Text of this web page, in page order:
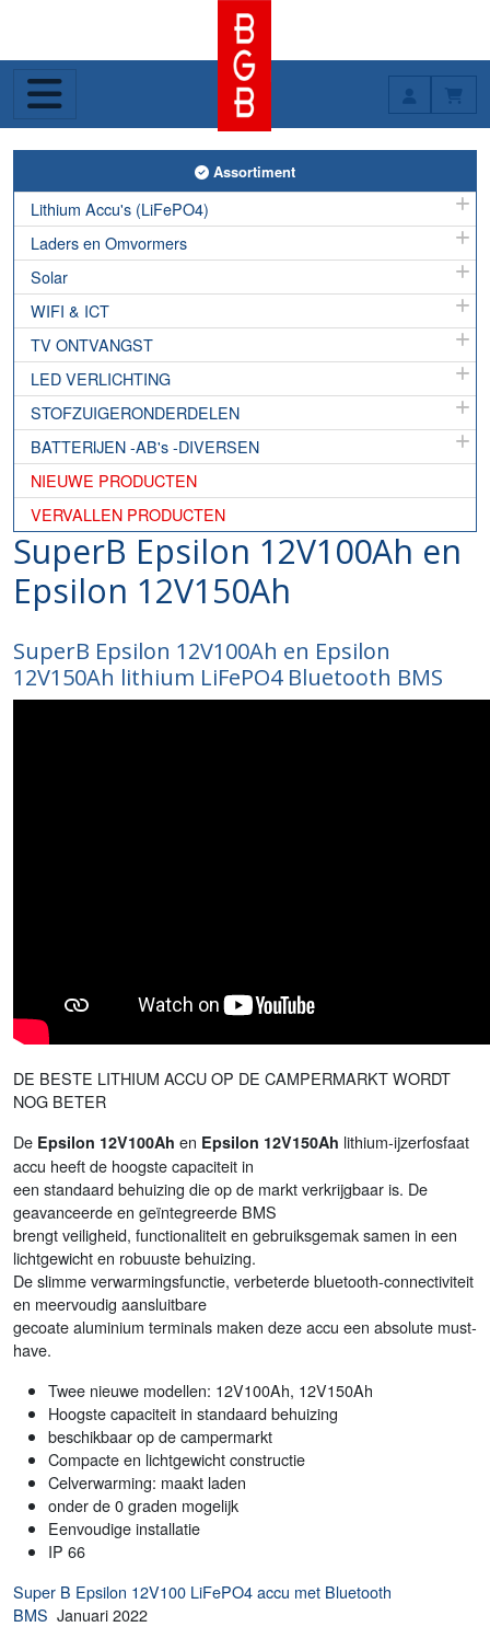
Toggle Assortiment
Assortiment
Lithium Accu's (LiFePO4)
Laders en Omvormers
Solar
WIFI & ICT
TV ONTVANGST
LED VERLICHTING
STOFZUIGERONDERDELEN
BATTERIJEN -AB's -DIVERSEN
NIEUWE PRODUCTEN
VERVALLEN PRODUCTEN
SuperB Epsilon 12V100Ah en
Epsilon 12V150Ah
SuperB Epsilon 12V100Ah en Epsilon
12V150Ah lithium LiFePO4 Bluetooth BMS
DE BESTE LITHIUM ACCU OP DE CAMPERMARKT WORDT
NOG BETER
De Epsilon 12V100Ah en Epsilon 12V150Ah lithium-ijzerfosfaat
accu heeft de hoogste capaciteit in
een standaard behuizing die op de markt verkrijgbaar is. De
geavanceerde en geïntegreerde BMS
brengt veiligheid, functionaliteit en gebruiksgemak samen in een
lichtgewicht en robuuste behuizing.
De slimme verwarmingsfunctie, verbeterde bluetooth-connectiviteit
en meervoudig aansluitbare
gecoate aluminium terminals maken deze accu een absolute must-
have.
Twee nieuwe modellen: 12V100Ah, 12V150Ah
Hoogste capaciteit in standaard behuizing
beschikbaar op de campermarkt
Compacte en lichtgewicht constructie
Celverwarming: maakt laden
onder de 0 graden mogelijk
Eenvoudige installatie
IP 66
Super B Epsilon 12V100 LiFePO4 accu met Bluetooth
BMS Januari 2022